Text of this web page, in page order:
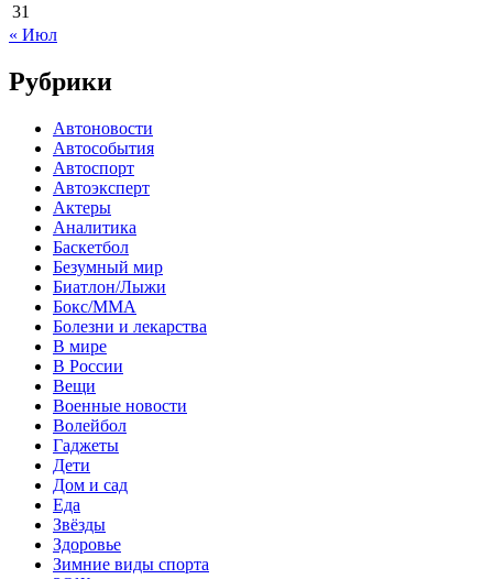
31
« Июл
Рубрики
Автоновости
Автособытия
Автоспорт
Автоэксперт
Актеры
Аналитика
Баскетбол
Безумный мир
Биатлон/Лыжи
Бокс/MMA
Болезни и лекарства
В мире
В России
Вещи
Военные новости
Волейбол
Гаджеты
Дети
Дом и сад
Еда
Звёзды
Здоровье
Зимние виды спорта